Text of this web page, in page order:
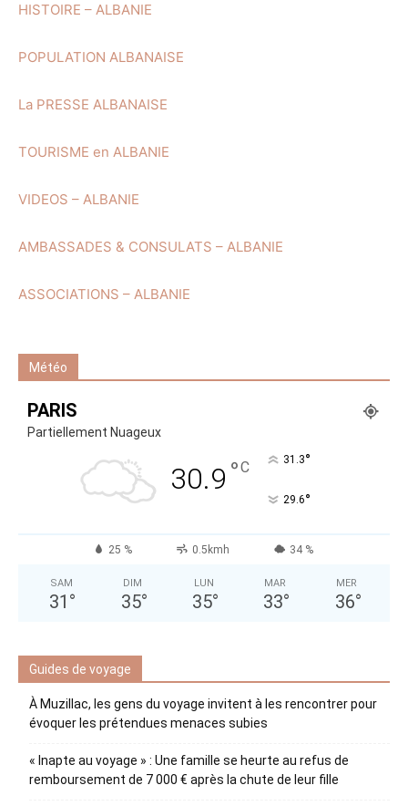
HISTOIRE – ALBANIE
POPULATION ALBANAISE
La PRESSE ALBANAISE
TOURISME en ALBANIE
VIDEOS – ALBANIE
AMBASSADES & CONSULATS – ALBANIE
ASSOCIATIONS – ALBANIE
Météo
PARIS
Partiellement Nuageux
30.9 °C 31.3°
29.6°
25 % 0.5kmh 34 %
SAM
31 °
DIM
35°
LUN
35°
MAR
33°
MER
36°
Guides de voyage
À Muzillac, les gens du voyage invitent à les rencontrer pour
évoquer les prétendues menaces subies
« Inapte au voyage » : Une famille se heurte au refus de
remboursement de 7 000 € après la chute de leur fille